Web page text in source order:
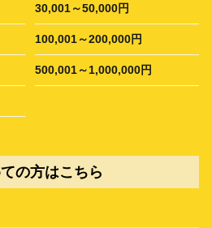
30,001～50,000円
100,001～200,000円
500,001～1,000,000円
の方はこちら